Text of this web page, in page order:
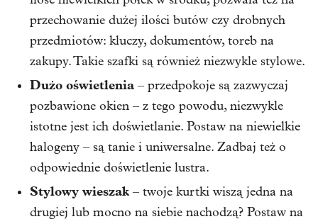
przechowanie dużej ilości butów czy drobnych
przedmiotów: kluczy, dokumentów, toreb na
zakupy. Takie szafki są również niezwykle stylowe.
Dużo oświetlenia – przedpokoje są zazwyczaj
pozbawione okien – z tego powodu, niezwykle
istotne jest ich doświetlanie. Postaw na niewielkie
halogeny – są tanie i uniwersalne. Zadbaj też o
odpowiednie doświetlenie lustra.
Stylowy wieszak – twoje kurtki wiszą jedna na
drugiej lub mocno na siebie nachodzą? Postaw na